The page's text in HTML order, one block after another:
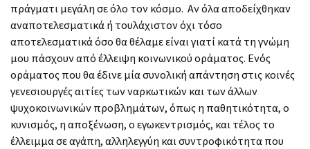
πράγματι μεγάλη σε όλο τον κόσμο. Αν όλα αποδείχθηκαν
αναποτελεσματικά ή τουλάχιστον όχι τόσο
αποτελεσματικά όσο θα θέλαμε είναι γιατί κατά τη γνώμη
μου πάσχουν από έλλειψη κοινωνικού οράματος. Ενός
οράματος που θα έδινε μία συνολική απάντηση στις κοινές
γενεσιουργές αιτίες των ναρκωτικών και των άλλων
ψυχοκοινωνικών προβλημάτων, όπως η παθητικότητα, o
κυνισμός, η αποξένωση, ο εγωκεντρισμός, και τέλος το
έλλειμμα σε αγάπη, αλληλεγγύη και συντροφικότητα που